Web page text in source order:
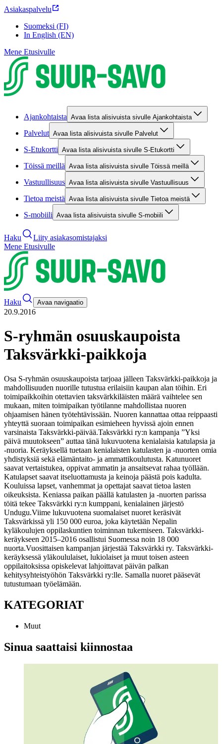
Asiakaspalvelu
Suomeksi (FI)
In English (EN)
Mene Etusivulle
Ajankohtaista Avaa lista alisivuista sivulle Ajankohtaista
Palvelut Avaa lista alisivuista sivulle Palvelut
S-Etukortti Avaa lista alisivuista sivulle S-Etukortti
Töissä meillä Avaa lista alisivuista sivulle Töissä meillä
Vastuullisuus Avaa lista alisivuista sivulle Vastuullisuus
Tietoa meistä Avaa lista alisivuista sivulle Tietoa meistä
S-mobiili Avaa lista alisivuista sivulle S-mobiili
Haku
Liity asiakasomistajaksi
Mene Etusivulle
Haku Avaa navigaatio
20.9.2016
S-ryhmän osuuskaupoista
Taksvärkki-paikkoja
Osa S-ryhmän osuuskaupoista tarjoaa jälleen Taksvärkki-paikkoja ja
mahdollisuuden nuorille tutustua erilaisiin kaupan alan töihin. Eri
toimipaikkoihin otettavien taksvärkkiläisten määrä vaihtelee sen
mukaan, miten toimipaikan työtilanne mahdollistaa nuoren
ohjaamisen hänen työtehtävissään. Nuoren kannattaa ottaa reippaasti
yhteyttä suoraan toimipaikan esimieheen hyvissä ajoin ennen
varsinaista Taksvärkki-päivää.Taksvärkki ry:n kampanja ”Yksi
päivä muutokseen” auttaa tänä lukuvuotena kenialaisia katulapsia ja
-nuoria. Keräyksellä tuetaan kenialaisten katulasten ja -nuorten omia
yhdistyksiä sekä elämäntaito- ja ammattikoulutusta. Katunuoret
saavat vertaistukea, oppivat ammatin ja ansaitsevat rahaa työllään.
Katulapset saavat itseluottamusta ja keinoja päästä pois kadulta.
Kouluissa lapset, vanhemmat ja opettajat saavat tietoa lasten
oikeuksista. Keniassa paikan päällä katulasten ja -nuorten parissa
töitä tekee Taksvärkki ry:n kumppani, kenialainen järjestö
Undugu.Viime lukuvuotena suomalaiset nuoret keräsivät
Taksvärkissä yli 150 000 euroa, joka käytetään Nepalin
kyläkoulujen oppilaskuntien toiminnan tukemiseen. Taksvärkki-
keräykseen 2015–2016 osallistui Suomessa noin 18 000
nuorta.Vuosittaisen kampanjan järjestää Taksvärkki ry. Taksvärkki-
keräyksessä yläkoululaiset, lukiolaiset ja muut toisen asteen
oppilaitoksissa opiskelevat lahjoittavat päivän palkan
kehitysyhteistyöhön Taksvärkki ry:lle. Samalla nuoret pääsevät
tutustumaan työelämään.
KATEGORIAT
Muut
Sinua saattaisi kiinnostaa